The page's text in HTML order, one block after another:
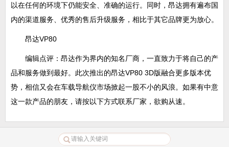
以在任何的环境下仍能安全、准确的运行。同时，昂达拥有遍布国
内的渠道服务、优秀的售后升级服务，相比于其它品牌更为放心。
昂达VP80
编辑点评：昂达作为界内的知名厂商，一直致力于将自己的产
品和服务做到最好。此次推出的昂达VP80 3D版融合更多版本优
势，相信又会在车载导航仪市场掀起一股不小的风浪。如果有中意
这一款产品的朋友，请按以下方式联系厂家，欲购从速。